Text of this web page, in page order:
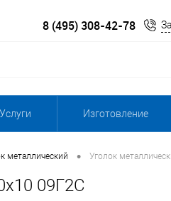
8 (495) 308-42-78
Услуги Изготовление
металлический • Уголок
09Г2С